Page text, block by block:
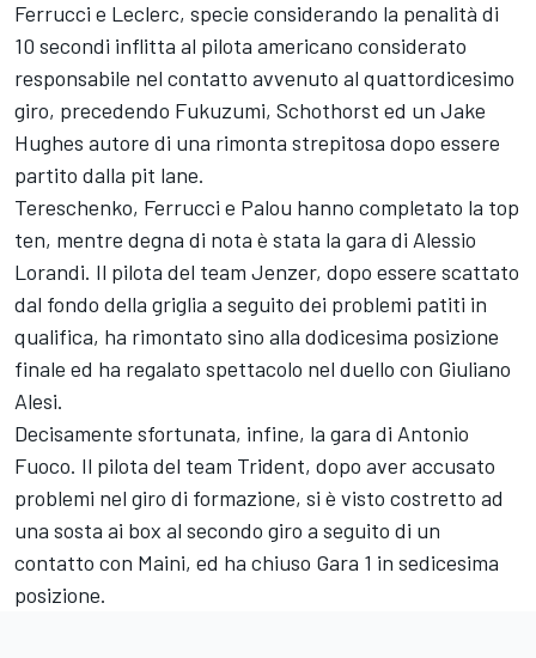
Ferrucci e Leclerc, specie considerando la penalità di
10 secondi inflitta al pilota americano considerato
responsabile nel contatto avvenuto al quattordicesimo
giro, precedendo Fukuzumi, Schothorst ed un Jake
Hughes autore di una rimonta strepitosa dopo essere
partito dalla pit lane.
Tereschenko, Ferrucci e Palou hanno completato la top
ten, mentre degna di nota è stata la gara di Alessio
Lorandi. Il pilota del team Jenzer, dopo essere scattato
dal fondo della griglia a seguito dei problemi patiti in
qualifica, ha rimontato sino alla dodicesima posizione
finale ed ha regalato spettacolo nel duello con Giuliano
Alesi.
Decisamente sfortunata, infine, la gara di Antonio
Fuoco. Il pilota del team Trident, dopo aver accusato
problemi nel giro di formazione, si è visto costretto ad
una sosta ai box al secondo giro a seguito di un
contatto con Maini, ed ha chiuso Gara 1 in sedicesima
posizione.